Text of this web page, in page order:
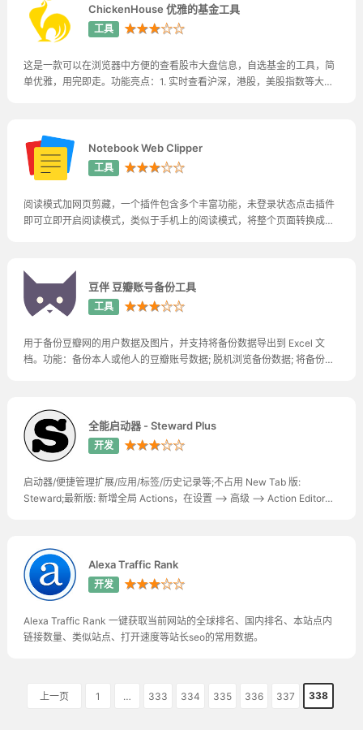
ChickenHouse 优雅的基金工具
工具 ★★★☆☆
这是一款可以在浏览器中方便的查看股市大盘信息，自选基金的工具，简
单优雅，用完即走。功能亮点：1. 实时查看沪深，港股，美股指数等大盘
Notebook Web Clipper
工具 ★★★☆☆
阅读模式加网页剪藏，一个插件包含多个丰富功能，未登录状态点击插件
即可立即开启阅读模式，类似于手机上的阅读模式，将整个页面转换成更
链接剪藏、或是图片、截图剪藏，在
豆伴 豆瓣账号备份工具
工具 ★★★☆☆
用于备份豆瓣网的用户数据及图片，并支持将备份数据导出到 Excel 文
档。功能：备份本人或他人的豆瓣账号数据; 脱机浏览备份数据; 将备份数
全能启动器 - Steward Plus
开发 ★★★☆☆
启动器/便捷管理扩展/应用/标签/历史记录等;不占用 New Tab 版:
Steward;最新版: 新增全局 Actions，在设置 --> 高级 --> Action Editor
Alexa Traffic Rank
开发 ★★★☆☆
Alexa Traffic Rank 一键获取当前网站的全球排名、国内排名、本站点内
链接数量、类似站点、打开速度等站长seo的常用数据。
上一页 1 … 333 334 335 336 337 338